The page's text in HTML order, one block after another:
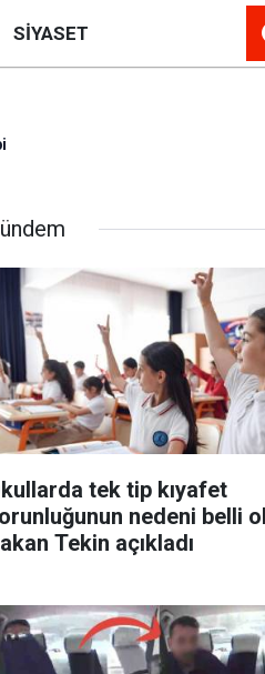
SIYASET
tek tip kıyafet
nedeni belli
Tekin açıkladı